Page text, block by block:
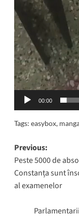
00:00
Tags: easybox,
Post
Previous:
Peste 5000 de
Constanța sunt
al examenelor